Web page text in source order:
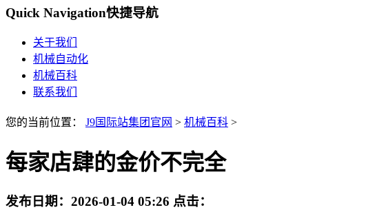
Quick Navigation快捷导航
关于我们
机械自动化
机械百科
联系我们
您的当前位置： J9国际站集团官网 > 机械百科 >
每家店肆的金价不完全
发布日期： 2026-01-04 05:26 点击：